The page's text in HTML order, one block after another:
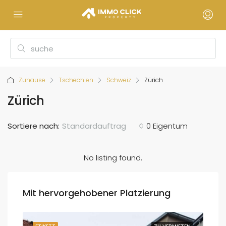
Zuhause Tschechien Schweiz Zürich
Zürich
0 Eigentum
Sortiere nach: Standardauftrag
No listing found.
Mit hervorgehobener Platzierung